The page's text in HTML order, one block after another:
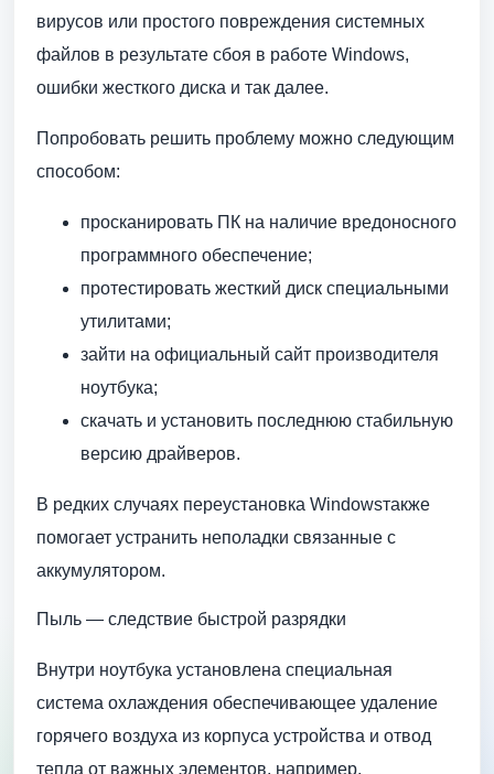
вирусов или простого повреждения системных
файлов в результате сбоя в работе Windows,
ошибки жесткого диска и так далее.
Попробовать решить проблему можно следующим
способом:
просканировать ПК на наличие вредоносного
программного обеспечение;
протестировать жесткий диск специальными
утилитами;
зайти на официальный сайт производителя
ноутбука;
скачать и установить последнюю стабильную
версию драйверов.
В редких случаях переустановка Windowsтакже
помогает устранить неполадки связанные с
аккумулятором.
Пыль — следствие быстрой разрядки
Внутри ноутбука установлена специальная
система охлаждения обеспечивающее удаление
горячего воздуха из корпуса устройства и отвод
тепла от важных элементов, например,